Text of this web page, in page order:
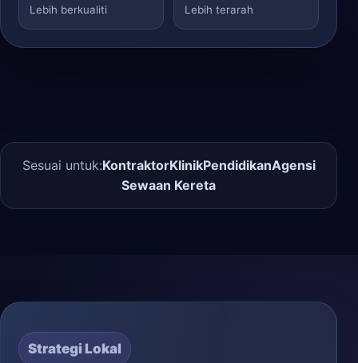
Lebih berkualiti Lebih terarah
Sesuai untuk:KontraktorKlinikPendidikanAgensi
Sewaan Kereta
Strategi Lokal